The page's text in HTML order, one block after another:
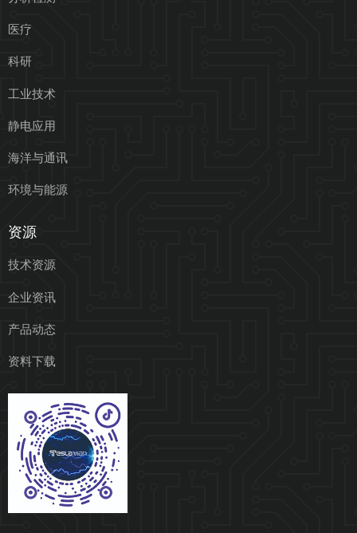
医疗
科研
工业技术
静电应用
海洋与通讯
环境与能源
资源
技术资源
企业资讯
产品动态
资料下载